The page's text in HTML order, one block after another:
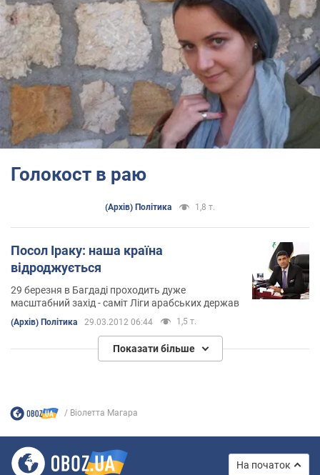
Голокост в раю
(Архів) Політика 1,8 т.
Посол Іраку: наша країна
відроджується
29 березня в Багдаді проходить дуже
масштабний захід - саміт Ліги арабських держав
(Архів) Політика 29.03.2012 06:44 1,5 т.
Показати більше
Віолетта Магара
На початок